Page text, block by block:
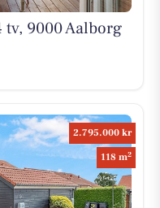
tv, 9000 Aalborg
2.795.000 kr
118 m2